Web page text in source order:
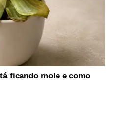
ficando mole e como